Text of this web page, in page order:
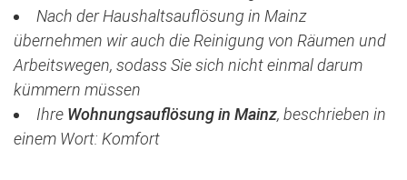
Nach der Haushaltsauflösung in Mainz
übernehmen wir auch die Reinigung von Räumen und
Arbeitswegen, sodass Sie sich nicht einmal darum
kümmern müssen
Ihre Wohnungsauflösung in Mainz, beschrieben in
einem Wort: Komfort